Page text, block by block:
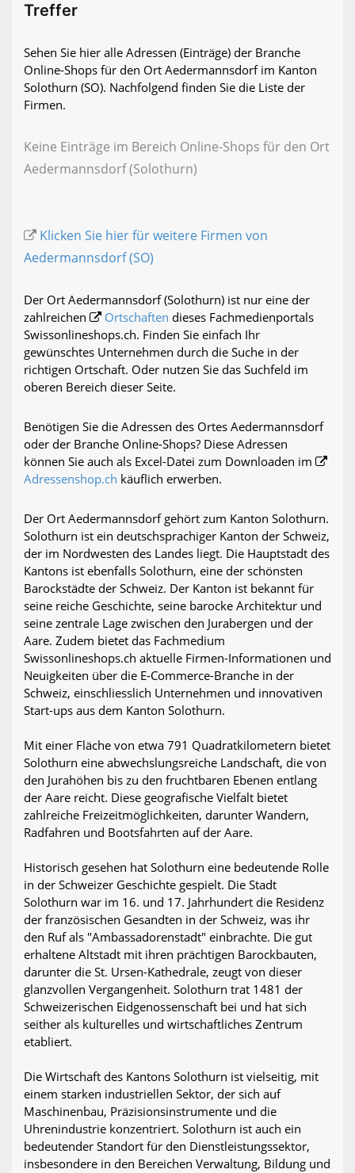
Treffer
Sehen Sie hier alle Adressen (Einträge) der Branche
Online-Shops für den Ort Aedermannsdorf im Kanton
Solothurn (SO). Nachfolgend finden Sie die Liste der
Firmen.
Keine Einträge im Bereich Online-Shops für den Ort
Aedermannsdorf (Solothurn)
Klicken Sie hier für weitere Firmen von
Aedermannsdorf (SO)
Der Ort Aedermannsdorf (Solothurn) ist nur eine der
zahlreichen
Ortschaften dieses Fachmedienportals
Swissonlineshops.ch. Finden Sie einfach Ihr
gewünschtes Unternehmen durch die Suche in der
richtigen Ortschaft. Oder nutzen Sie das Suchfeld im
oberen Bereich dieser Seite.
Benötigen Sie die Adressen des Ortes Aedermannsdorf
oder der Branche Online-Shops? Diese Adressen
können Sie auch als Excel-Datei zum Downloaden im
Adressenshop.ch käuflich erwerben.
Der Ort Aedermannsdorf gehört zum Kanton Solothurn.
Solothurn ist ein deutschsprachiger Kanton der Schweiz,
der im Nordwesten des Landes liegt. Die Hauptstadt des
Kantons ist ebenfalls Solothurn, eine der schönsten
Barockstädte der Schweiz. Der Kanton ist bekannt für
seine reiche Geschichte, seine barocke Architektur und
seine zentrale Lage zwischen den Jurabergen und der
Aare. Zudem bietet das Fachmedium
Swissonlineshops.ch aktuelle Firmen-Informationen und
Neuigkeiten über die E-Commerce-Branche in der
Schweiz, einschliesslich Unternehmen und innovativen
Start-ups aus dem Kanton Solothurn.
Mit einer Fläche von etwa 791 Quadratkilometern bietet
Solothurn eine abwechslungsreiche Landschaft, die von
den Jurahöhen bis zu den fruchtbaren Ebenen entlang
der Aare reicht. Diese geografische Vielfalt bietet
zahlreiche Freizeitmöglichkeiten, darunter Wandern,
Radfahren und Bootsfahrten auf der Aare.
Historisch gesehen hat Solothurn eine bedeutende Rolle
in der Schweizer Geschichte gespielt. Die Stadt
Solothurn war im 16. und 17. Jahrhundert die Residenz
der französischen Gesandten in der Schweiz, was ihr
den Ruf als "Ambassadorenstadt" einbrachte. Die gut
erhaltene Altstadt mit ihren prächtigen Barockbauten,
darunter die St. Ursen-Kathedrale, zeugt von dieser
glanzvollen Vergangenheit. Solothurn trat 1481 der
Schweizerischen Eidgenossenschaft bei und hat sich
seither als kulturelles und wirtschaftliches Zentrum
etabliert.
Die Wirtschaft des Kantons Solothurn ist vielseitig, mit
einem starken industriellen Sektor, der sich auf
Maschinenbau, Präzisionsinstrumente und die
Uhrenindustrie konzentriert. Solothurn ist auch ein
bedeutender Standort für den Dienstleistungssektor,
insbesondere in den Bereichen Verwaltung, Bildung und